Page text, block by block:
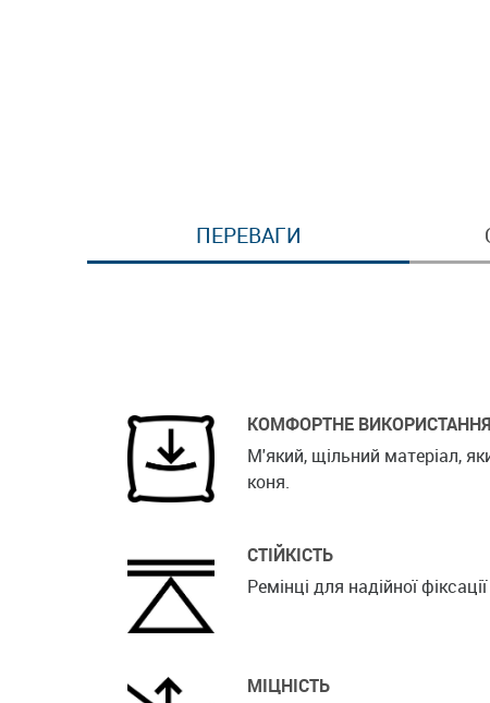
ПЕРЕВАГИ
КОМФОРТНЕ ВИКОРИСТАННЯ
М'який, щільний матеріал,
коня.
СТІЙКІСТЬ
Ремінці для надійної
МІЦНІСТЬ